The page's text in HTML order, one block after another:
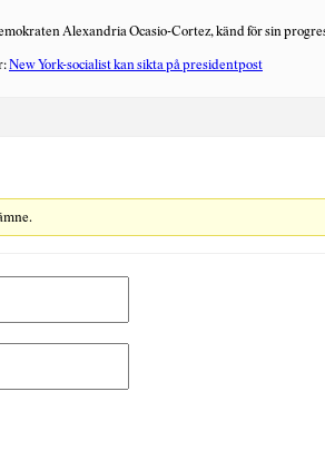
Alexandria Ocasio-Cortez, känd för sin
New York-socialist kan sikta på presidentpost